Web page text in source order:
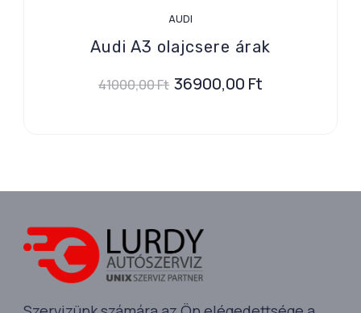
AUDI
Audi A3 olajcsere árak
41000,00Ft 36900,00 Ft